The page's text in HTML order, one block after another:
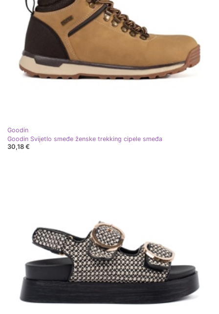
Goodin
Goodin Svijetlo smeđe ženske trekking cipele smeđa
30,18 €